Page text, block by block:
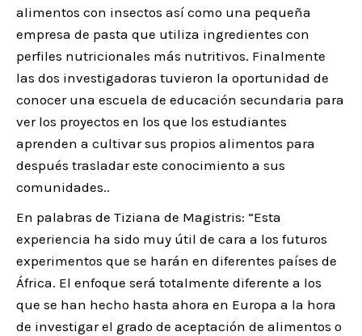
alimentos con insectos así como una pequeña
empresa de pasta que utiliza ingredientes con
perfiles nutricionales más nutritivos. Finalmente
las dos investigadoras tuvieron la oportunidad de
conocer una escuela de educación secundaria para
ver los proyectos en los que los estudiantes
aprenden a cultivar sus propios alimentos para
después trasladar este conocimiento a sus
comunidades..
En palabras de Tiziana de Magistris: “Esta
experiencia ha sido muy útil de cara a los futuros
experimentos que se harán en diferentes países de
África. El enfoque será totalmente diferente a los
que se han hecho hasta ahora en Europa a la hora
de investigar el grado de aceptación de alimentos o